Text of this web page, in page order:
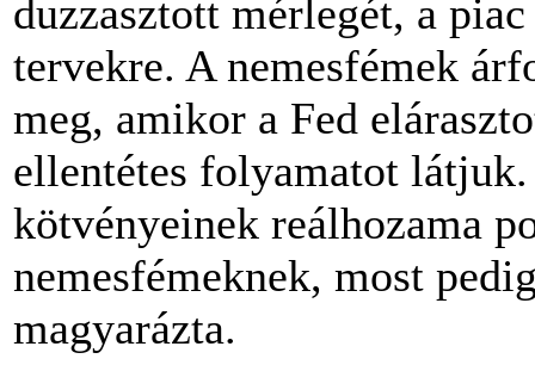
duzzasztott mérlegét, a
tervekre. A nemesfémek
meg, amikor a Fed
ellentétes folyamatot
kötvényeinek reálhozama
nemesfémeknek, most
magyarázta.